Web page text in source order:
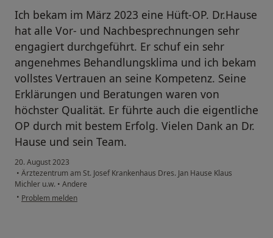
Ich bekam im März 2023 eine Hüft-OP. Dr.Hause
hat alle Vor- und Nachbesprechnungen sehr
engagiert durchgeführt. Er schuf ein sehr
angenehmes Behandlungsklima und ich bekam
vollstes Vertrauen an seine Kompetenz. Seine
Erklärungen und Beratungen waren von
höchster Qualität. Er führte auch die eigentliche
OP durch mit bestem Erfolg. Vielen Dank an Dr.
Hause und sein Team.
20. August 2023
• Ärztezentrum am St. Josef Krankenhaus Dres. Jan Hause Klaus
Michler u.w. • Andere
• Problem melden